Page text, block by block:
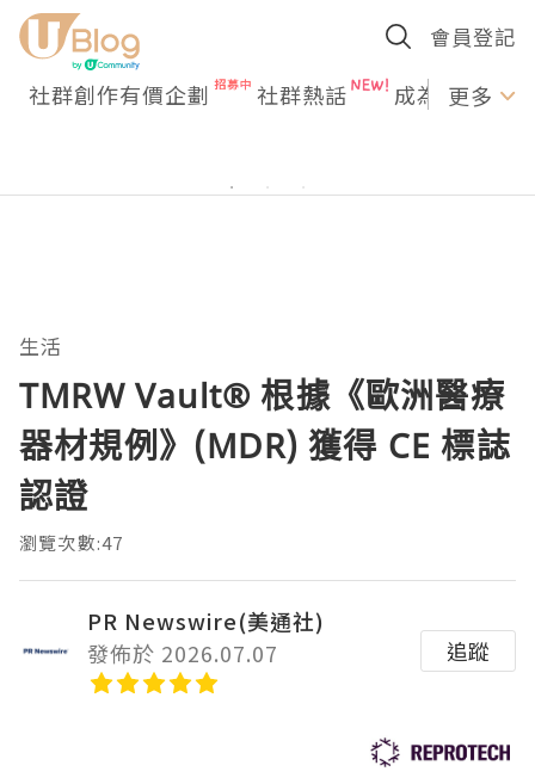
會員登記
社群創作有價企劃 社群熱話 成為U更多
生活
TMRW Vault® 根據《歐洲醫療
器材規例》(MDR) 獲得 CE 標誌
認證
瀏覽次數:47
PR Newswire(美通社)
發佈於 2026.07.07
追蹤